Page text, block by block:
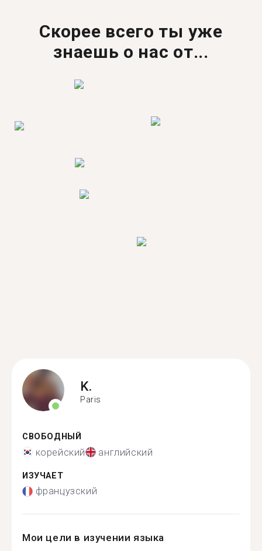
Скорее всего ты уже
знаешь о нас от...
K.
Paris
СВОБОДНЫЙ
корейский английский
ИЗУЧАЕТ
французский
Мои цели в изучении языка